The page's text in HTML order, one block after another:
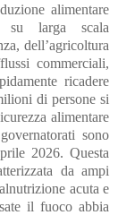
alimentare
su larga scala
dell’agricoltura
commerciali,
ricadere
di persone si
alimentare
sono
2026. Questa
da ampi
acuta e
il fuoco abbia